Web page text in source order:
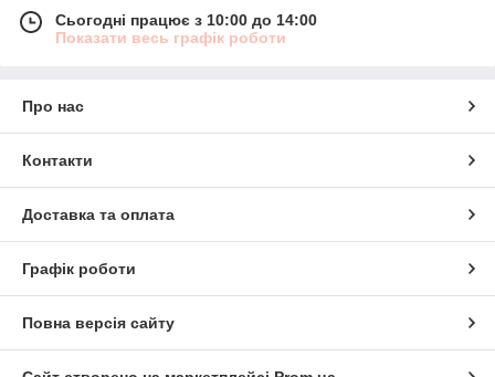
Сьогодні працює з 10:00 до 14:00
Показати весь графік роботи
Про нас
Контакти
Доставка та оплата
Графік роботи
Повна версія сайту